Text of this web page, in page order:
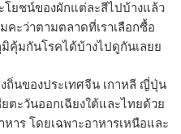
โยชน์ของผักแต่ละสีไปบ้างแล้ว
คะว่าตามตลาดที่เราเลือกซื้อ
คุ้มกันโรคได้บ้างไปดูกันเลยย
ถิ่นของประเทศจีน เกาหลี ญี่ปุ่น
ตะวันออกเฉียงใต้และไทยด้วย
าร โดยเฉพาะอาหารเหนือและ